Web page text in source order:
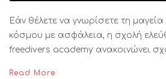
Εάν θέλετε να γνωρίσετε τη
κόσμου με ασφάλεια, η σχολή
freedivers academy ανακοινώνει
Read More